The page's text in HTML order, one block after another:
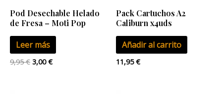
Pod Desechable Helado
de Fresa – Moti Pop
Leer más
9,95€ 3,00€
Pack Cartuchos A2
Caliburn x4uds
Añadir al carrito
11,95€